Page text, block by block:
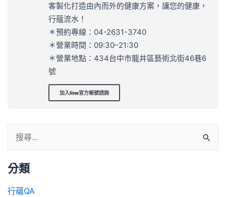
客製化打造由內而外的健康方案，讓您的健康，
行蘊流水！
＊預約專線：04-2631-3740
＊營業時間：09:30–21:30
＊營業地點：434台中市龍井區藝術北街46巷6
號
加入line官方帳號諮詢
分類
行蘊QA